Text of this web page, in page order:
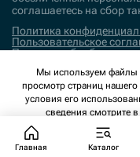
соглашаетесь на сбор
Политика
Пользовательское
Политика обработки
Поддержка и развитие
Главная Каталог
Мы используем файлы
просмотр страниц
условия его
сведения смотрите